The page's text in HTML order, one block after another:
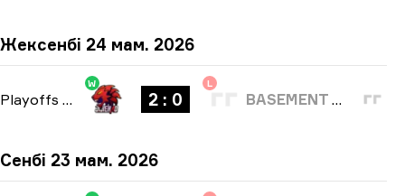
Жексенбі 24 мам. 2026
Playoffs bo3
W
2 : 0
L
BASEMENT BOYS
Сенбі 23 мам. 2026